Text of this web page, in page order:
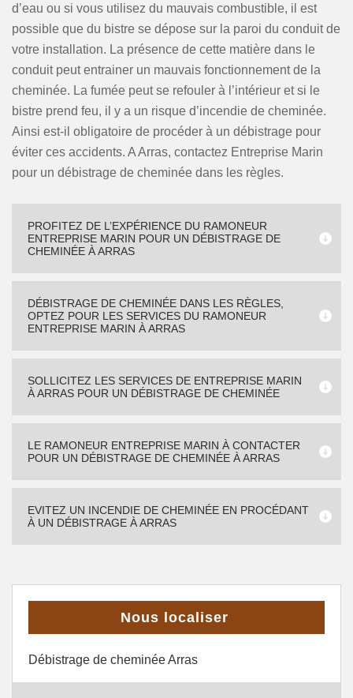
d’eau ou si vous utilisez du mauvais combustible, il est
possible que du bistre se dépose sur la paroi du conduit de
votre installation. La présence de cette matière dans le
conduit peut entrainer un mauvais fonctionnement de la
cheminée. La fumée peut se refouler à l’intérieur et si le
bistre prend feu, il y a un risque d’incendie de cheminée.
Ainsi est-il obligatoire de procéder à un débistrage pour
éviter ces accidents. A Arras, contactez Entreprise Marin
pour un débistrage de cheminée dans les règles.
PROFITEZ DE L’EXPÉRIENCE DU RAMONEUR
ENTREPRISE MARIN POUR UN DÉBISTRAGE DE
CHEMINÉE À ARRAS
DÉBISTRAGE DE CHEMINÉE DANS LES RÈGLES,
OPTEZ POUR LES SERVICES DU RAMONEUR
ENTREPRISE MARIN À ARRAS
SOLLICITEZ LES SERVICES DE ENTREPRISE MARIN
À ARRAS POUR UN DÉBISTRAGE DE CHEMINÉE
LE RAMONEUR ENTREPRISE MARIN À CONTACTER
POUR UN DÉBISTRAGE DE CHEMINÉE À ARRAS
EVITEZ UN INCENDIE DE CHEMINÉE EN PROCÉDANT
À UN DÉBISTRAGE À ARRAS
Nous localiser
Débistrage de cheminée Arras